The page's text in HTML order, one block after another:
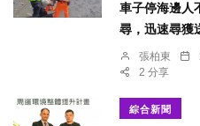
車子停海邊人
尋，迅速尋獲
張柏東
2 分享
綜合新聞